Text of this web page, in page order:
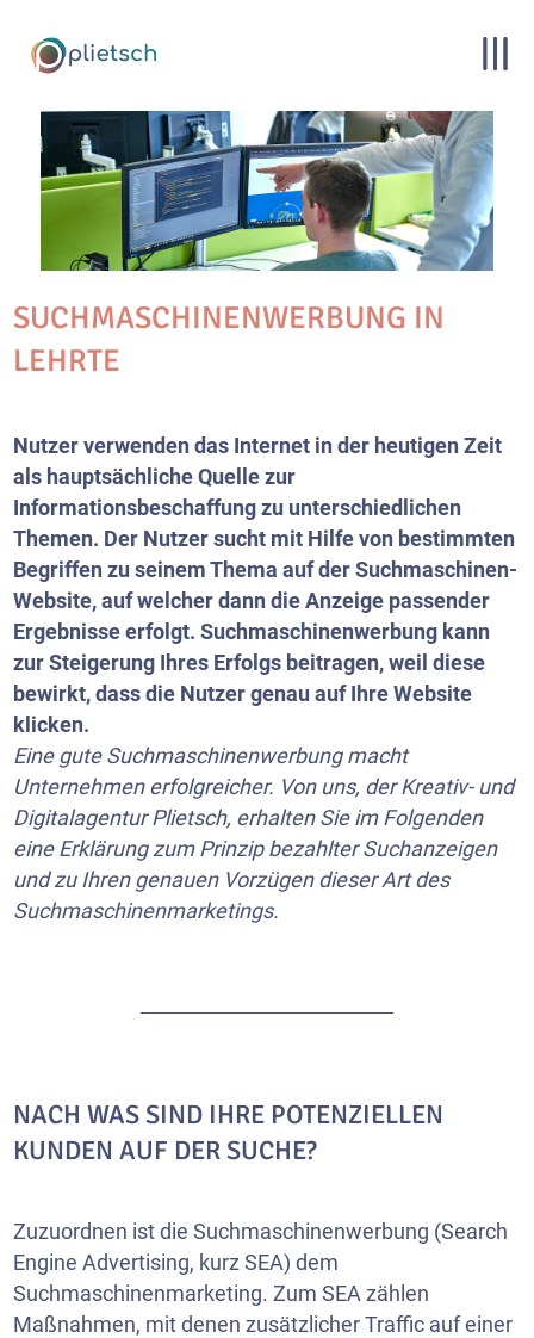
SUCHMASCHINENWERBUNG IN
LEHRTE
Nutzer verwenden das Internet in der heutigen Zeit
als hauptsächliche Quelle zur
Informationsbeschaffung zu unterschiedlichen
Themen. Der Nutzer sucht mit Hilfe von bestimmten
Begriffen zu seinem Thema auf der Suchmaschinen-
Website, auf welcher dann die Anzeige passender
Ergebnisse erfolgt. Suchmaschinenwerbung kann
zur Steigerung Ihres Erfolgs beitragen, weil diese
bewirkt, dass die Nutzer genau auf Ihre Website
klicken.
Eine gute Suchmaschinenwerbung macht
Unternehmen erfolgreicher. Von uns, der Kreativ- und
Digitalagentur Plietsch, erhalten Sie im Folgenden
eine Erklärung zum Prinzip bezahlter Suchanzeigen
und zu Ihren genauen Vorzügen dieser Art des
Suchmaschinenmarketings.
NACH WAS SIND IHRE POTENZIELLEN
KUNDEN AUF DER SUCHE?
Zuzuordnen ist die Suchmaschinenwerbung (Search
Engine Advertising, kurz SEA) dem
Suchmaschinenmarketing. Zum SEA zählen
Maßnahmen, mit denen zusätzlicher Traffic auf einer